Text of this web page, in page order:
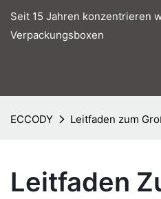
Seit 15 Jahren konzentrieren
Verpackungsboxen
ECCODY Leitfaden zum
Leitfaden